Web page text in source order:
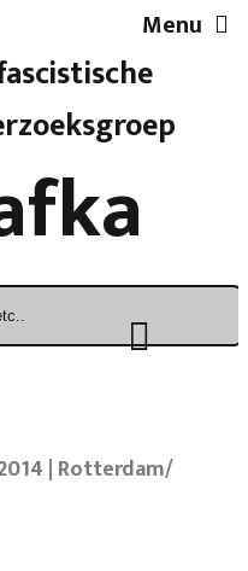
Menu
| Rotterdam/